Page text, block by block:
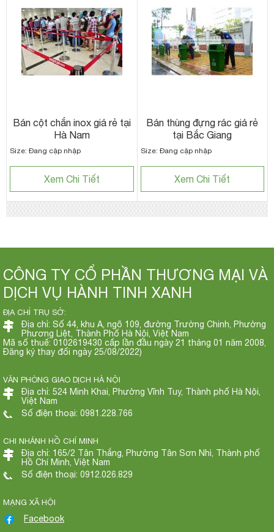
Bán cột chắn inox giá rẻ tại
Hà Nam
Size: Đang cập nhập
Xem Chi Tiết
Bán thùng đựng rác giá rẻ
tại Bắc Giang
Size: Đang cập nhập
Xem Chi Tiết
CÔNG TY CỔ PHẦN THƯƠNG MẠI VÀ
DỊCH VỤ HÀNH TINH XANH
ĐỊA CHỈ TRỤ SỞ:
Địa chỉ: Số 44, khu A, ngõ 109, đường Trường Chinh, Phường
Phương Liệt, Thành Phố Hà Nội, Việt Nam
Mã số thuế: 0102619430 cấp lần đầu ngày 21 tháng 01 năm 2008,
Đăng ký thay đổi ngày 25/08/2022)
VĂN PHÒNG GIAO DỊCH HÀ NỘI
Địa chỉ: 524 Minh Khai, Phường Vĩnh Tuy, Thành phố Hà Nội,
Việt Nam
Số điện thoại: 0981.228.766
CHI NHÁNH HỒ CHÍ MINH
Địa chỉ: 165/2 Tân Thắng, Phường Tân Sơn Nhì, Thành phố
Hồ Chí Minh, Việt Nam
Số điện thoại: 0912.026.829
MẠNG XÃ HỘI
Facebook